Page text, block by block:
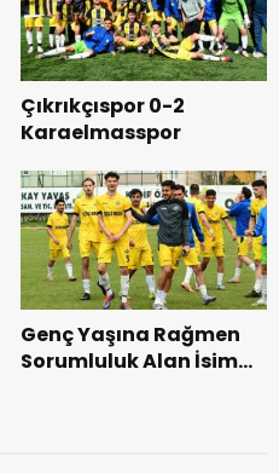
Çıkrıkçıspor 0-2
Karaelmasspor
Genç Yaşına Rağmen
Sorumluluk Alan İsim